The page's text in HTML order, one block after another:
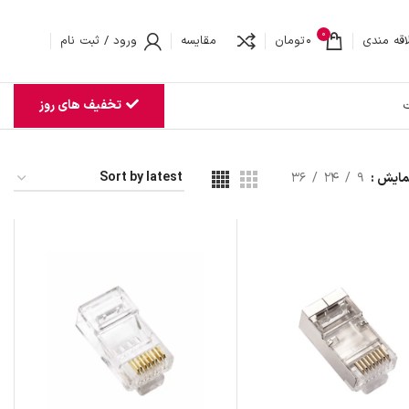
مندی 0
0تومان مقایسه ورود / ثبت نام
تخفیف های روز
9
24
36